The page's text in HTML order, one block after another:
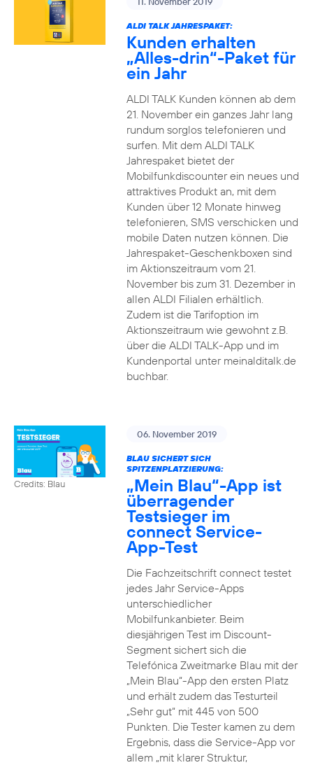
ALDI TALK JAHRESPAKET:
Kunden erhalten
„Alles-drin“-Paket für
ein Jahr
ALDI TALK Kunden können ab dem
21. November ein ganzes Jahr lang
rundum sorglos telefonieren und
surfen. Mit dem ALDI TALK
Jahrespaket bietet der
Mobilfunkdiscounter ein neues und
attraktives Produkt an, mit dem
Kunden über 12 Monate hinweg
telefonieren, SMS verschicken und
mobile Daten nutzen können. Die
Jahrespaket-Geschenkboxen sind
im Aktionszeitraum vom 21.
November bis zum 31. Dezember in
allen ALDI Filialen erhältlich.
Zudem ist die Tarifoption im
Aktionszeitraum wie gewohnt z.B.
über die ALDI TALK-App und im
Kundenportal unter meinalditalk.de
buchbar.
Credits: Blau
06. November 2019
BLAU SICHERT SICH
SPITZENPLATZIERUNG:
„Mein Blau“-App ist
überragender
Testsieger im
connect Service-
App-Test
Die Fachzeitschrift connect testet
jedes Jahr Service-Apps
unterschiedlicher
Mobilfunkanbieter. Beim
diesjährigen Test im Discount-
Segment sichert sich die
Telefónica Zweitmarke Blau mit der
„Mein Blau“-App den ersten Platz
und erhält zudem das Testurteil
„Sehr gut“ mit 445 von 500
Punkten. Die Tester kamen zu dem
Ergebnis, dass die Service-App vor
allem „mit klarer Struktur,